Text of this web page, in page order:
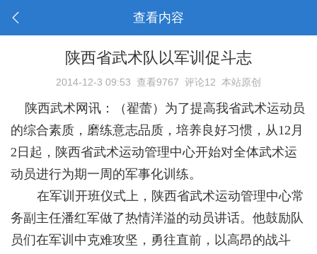
查看内容
陕西省武术队以军训促斗志
2014-12-3 09:53 查看9767 评论12 本站原创
陕西武术网讯：（翟蕾） 为了提高我省武术运动员
的综合素质，磨练意志品质，培养良好习惯，从12 月
2 日起 ，陕西省武术运动管理中心开始对全体武术运
动员进行为期一周的军事化训练。
在军训开班仪式上，陕西省武术运动管理中心常
务副主任潘红军做了热情洋溢的动员讲话。他鼓励队
员们在军训中克难攻坚，勇往直前，以高昂的战斗